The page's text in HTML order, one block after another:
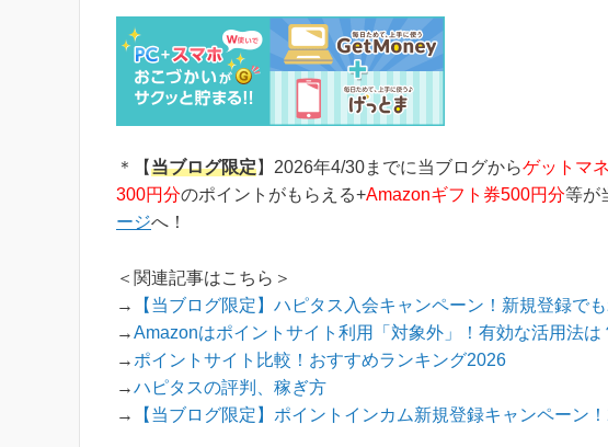
＊【当ブログ限定】2026年4/30までに当ブログからゲットマ
300円分のポイントがもらえる+Amazonギフト券500円分等が
ージへ！
＜関連記事はこちら＞
→
【当ブログ限定】ハピタス入会キャンペーン！新規登録で
→Amazonはポイントサイト利用「対象外」！有効な活用法は
→ ポイントサイト比較！おすすめランキング2026
→ハピタスの評判、稼ぎ方
→
【当ブログ限定】ポイントインカム新規登録キャンペーン